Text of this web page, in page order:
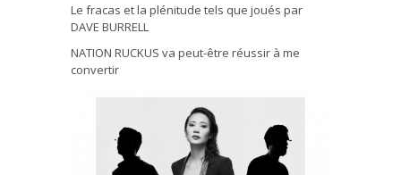
Le fracas et la plénitude tels que joués par
DAVE BURRELL
NATION RUCKUS va peut-être réussir à me
convertir